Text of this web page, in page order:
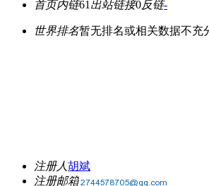
首页内链61 出站链接0反链-
世界排名暂无排名或相关数据不充
注册人胡斌
注册邮箱